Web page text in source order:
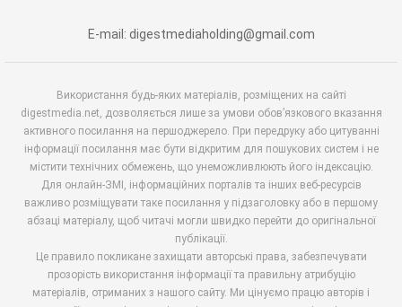
E-mail: digestmediaholding@gmail.com
Використання будь-яких матеріалів, розміщених на сайті
digestmedia.net, дозволяється лише за умови обов’язкового вказання
активного посилання на першоджерело. При передруку або цитуванні
інформації посилання має бути відкритим для пошукових систем і не
містити технічних обмежень, що унеможливлюють його індексацію.
Для онлайн-ЗМІ, інформаційних порталів та інших веб-ресурсів
важливо розміщувати таке посилання у підзаголовку або в першому
абзаці матеріалу, щоб читачі могли швидко перейти до оригінальної
публікації.
Це правило покликане захищати авторські права, забезпечувати
прозорість використання інформації та правильну атрибуцію
матеріалів, отриманих з нашого сайту. Ми цінуємо працю авторів і